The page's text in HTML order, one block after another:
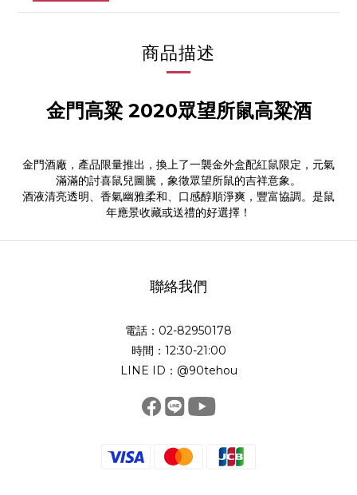
商品描述
金門高粱 2020眾望所鼠高粱酒
金門酒廠，產品限量推出，換上了一襲金外盒配紅鼠限定，元氣
滿滿的討喜鼠兒圖騰，象徵眾望所鼠的吉祥意象。
酒液清亮透明、香氣幽雅柔和、口感醇順淨爽，豐富協調。是鼠
年應景收藏或送禮的好選擇！
聯絡我們
電話：02-82950178
時間：12:30-21:00
LINE ID：@90tehou